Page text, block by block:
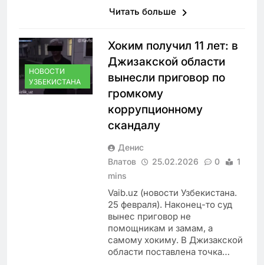
Читать больше
НОВОСТИ
УЗБЕКИСТАНА
Хоким получил 11 лет: в
Джизакской области
вынесли приговор по
громкому
коррупционному
скандалу
Денис
Влатов
25.02.2026 0
1
mins
Vaib.uz (новости Узбекистана.
25 февраля). Наконец-то суд
вынес приговор не
помощникам и замам, а
самому хокиму. В Джизакской
области поставлена точка…